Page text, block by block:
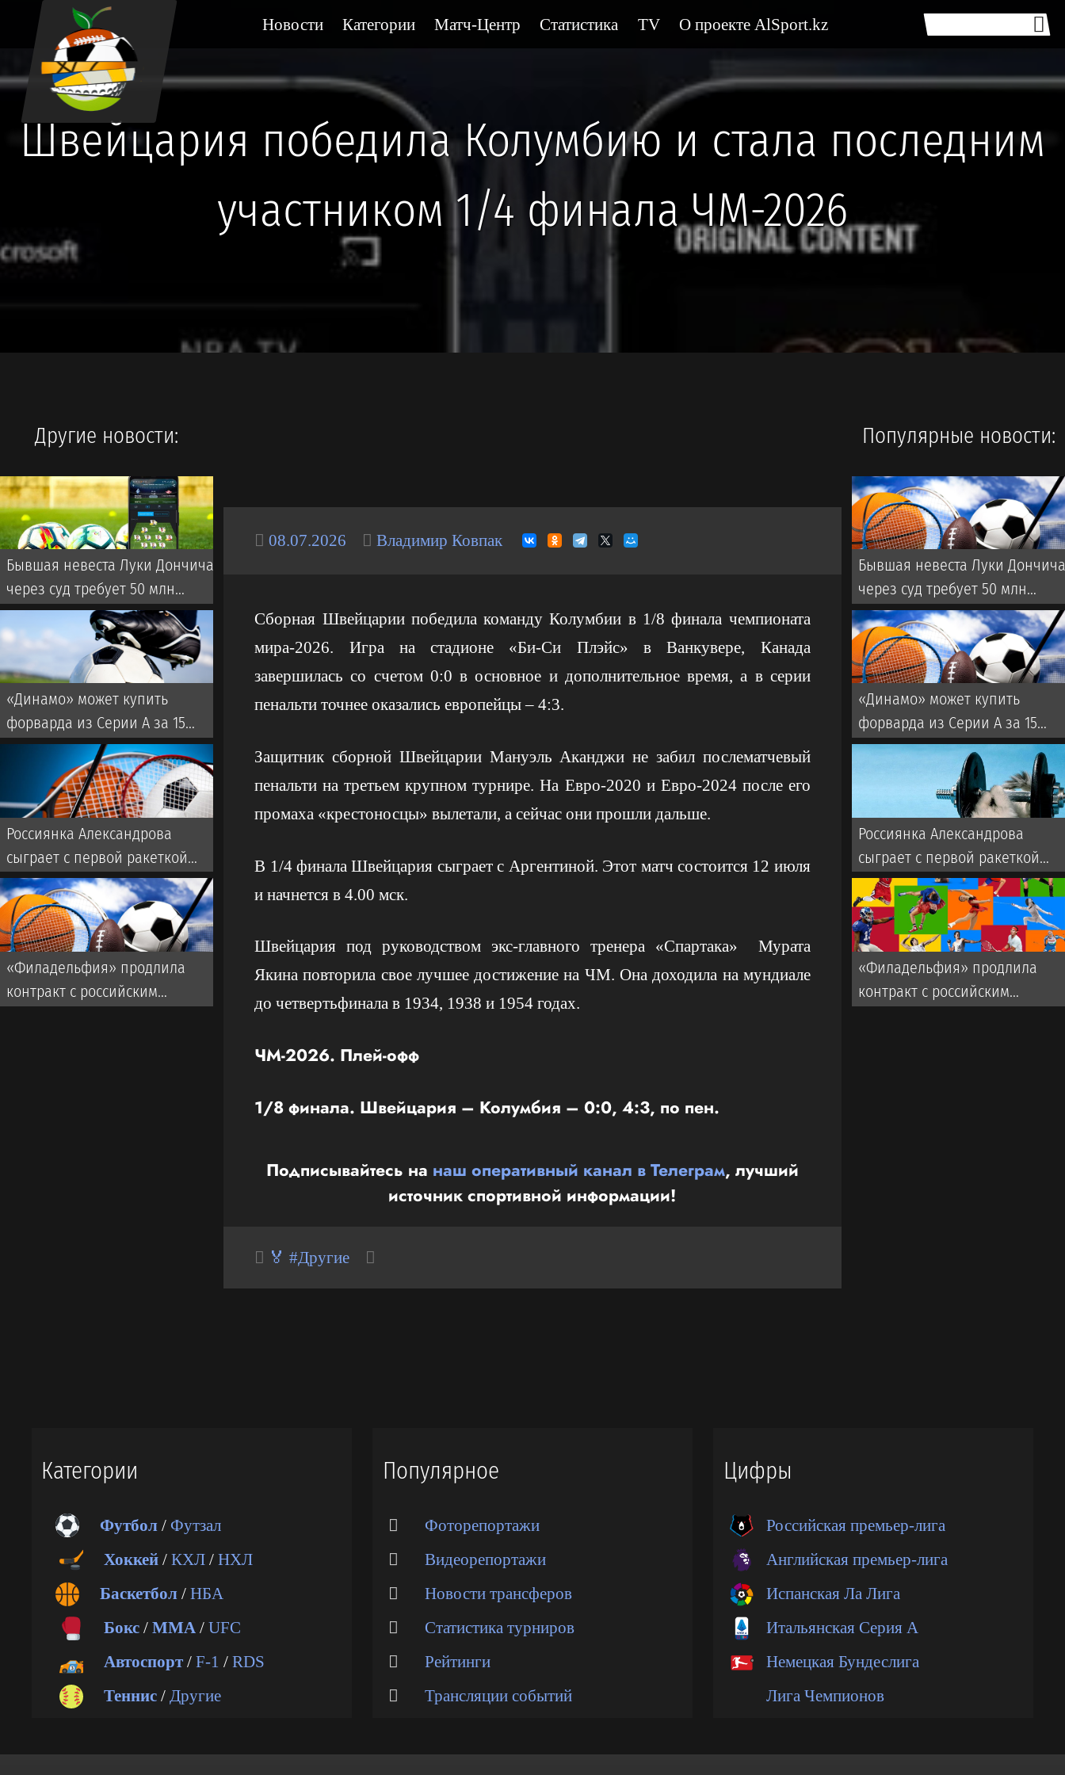
Новости Категории Матч-Центр Статистика TV О проекте AlSport.kz
Швейцария победила Колумбию и стала последним
участником 1/4 финала ЧМ-2026
08.07.2026 Владимир Ковпак
Сборная Швейцарии победила команду Колумбии в 1/8 финала чемпионата
мира-2026. Игра на стадионе «Би-Си Плэйс» в Ванкувере, Канада
завершилась со счетом 0:0 в основное и дополнительное время, а в серии
пенальти точнее оказались европейцы – 4:3.
Защитник сборной Швейцарии Мануэль Аканджи не забил послематчевый
пенальти на третьем крупном турнире. На Евро-2020 и Евро-2024 после его
промаха «крестоносцы» вылетали, а сейчас они прошли дальше.
В 1/4 финала Швейцария сыграет с Аргентиной. Этот матч состоится 12 июля
и начнется в 4.00 мск.
Швейцария под руководством экс-главного тренера «Спартака» Мурата
Якина повторила свое лучшее достижение на ЧМ. Она доходила на мундиале
до четвертьфинала в 1934, 1938 и 1954 годах.
ЧМ-2026. Плей-офф
1/8 финала. Швейцария – Колумбия – 0:0, 4:3, по пен.
Подписывайтесь на наш оперативный канал в Телеграм, лучший
источник спортивной информации!
🏅 #Другие
Другие новости:
Бывшая невеста Луки Дончича
через суд требует 50 млн
долларов и ограничения его
времени с детьми
«Динамо» может купить
форварда из Серии А за 15
миллионов евро
Россиянка Александрова
сыграет с первой ракеткой
мира Соболенко на турнире
WTA-1000
«Филадельфия» продлила
контракт с российским
Популярные новости:
Бывшая невеста Луки
через суд требует 50 млн
долларов и ограничения его
времени с детьми
«Динамо» может купить
форварда из Серии А за 15
миллионов евро
Россиянка Александрова
сыграет с первой ракеткой
мира Соболенко на турнире
WTA-1000
«Филадельфия» продлила
контракт с российским
Категории
Футбол /Футзал
Хоккей /КХЛ /НХЛ
Баскетбол /НБА
Бокс /ММА /UFC
Автоспорт /F-1 /RDS
Теннис /Другие
Популярное
Фоторепортажи
Видеорепортажи
Новости трансферов
Статистика турниров
Рейтинги
Трансляции событий
Цифры
Российская премьер-лига
Английская премьер-лига
Испанская Ла Лига
Итальянская Серия А
Немецкая Бундеслига
Лига Чемпионов